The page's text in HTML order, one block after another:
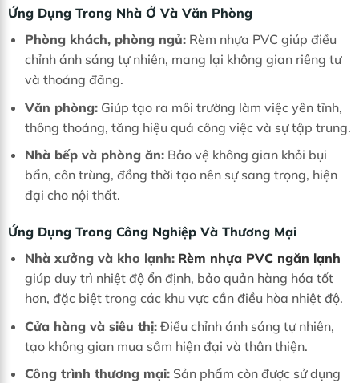
Ứng Dụng Trong Nhà Ở Và Văn Phòng
Phòng khách, phòng ngủ:Rèm nhựa PVC giúp điều
chỉnh ánh sáng tự nhiên, mang lại không gian riêng tư
và thoáng đãng.
Văn phòng:Giúp tạo ra môi trường làm việc yên tĩnh,
thông thoáng, tăng hiệu quả công việc và sự tập trung.
Nhà bếp và phòng ăn:Bảo vệ không gian khỏi bụi
bẩn, côn trùng, đồng thời tạo nên sự sang trọng, hiện
đại cho nội thất.
Ứng Dụng Trong Công Nghiệp Và Thương Mại
Nhà xưởng và kho lạnh: Rèm nhựa PVC ngăn lạnh
giúp duy trì nhiệt độ ổn định, bảo quản hàng hóa tốt
hơn, đặc biệt trong các khu vực cần điều hòa nhiệt độ.
Cửa hàng và siêu thị:Điều chỉnh ánh sáng tự nhiên,
tạo không gian mua sắm hiện đại và thân thiện.
Công trình thương mại:Sản phẩm còn được sử dụng